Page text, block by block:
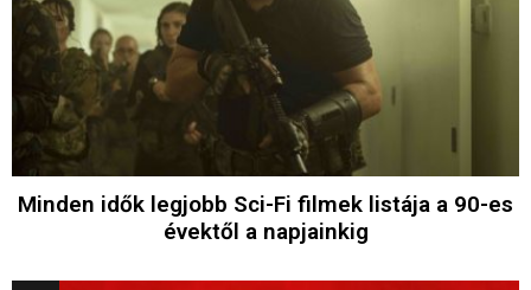
Minden idők legjobb Sci-Fi filmek listája a 90-es
évektől a napjainkig